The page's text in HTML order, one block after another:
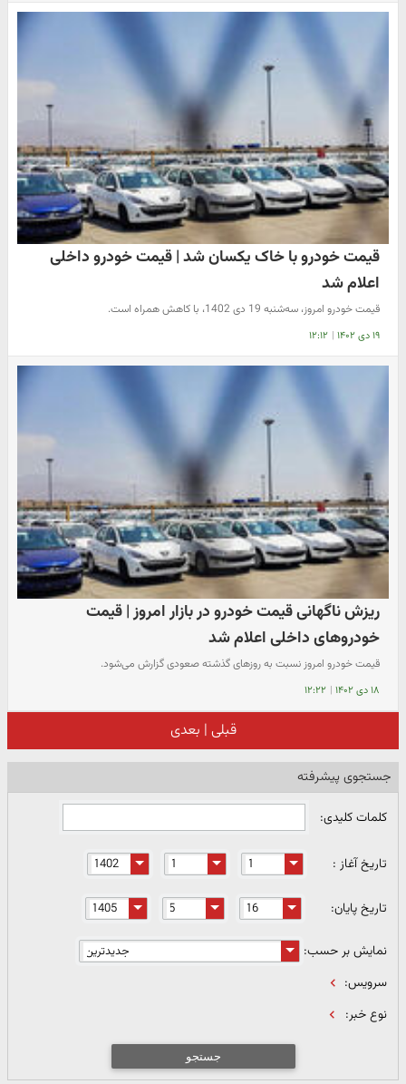
قیمت خودرو با خاک یکسان شد | قیمت خودرو داخلی
اعلام شد
قیمت خودرو امروز، سه‌شنبه 19 دی 1402، با کاهش همراه است.
۱۹ دی ۱۴۰۲ | ۱۲:۱۲
ریزش ناگهانی قیمت خودرو در بازار امروز | قیمت
خودروهای داخلی اعلام شد
قیمت خودرو امروز نسبت به روزهای گذشته صعودی گزارش می‌شود.
۱۸ دی ۱۴۰۲ | ۱۲:۲۲
قبلی | بعدی
جستجوی پیشرفته
کلمات کلیدی:
تاریخ آغاز :
تاریخ پایان:
نمایش بر حسب:
سرویس:
نوع خبر:
جستجو